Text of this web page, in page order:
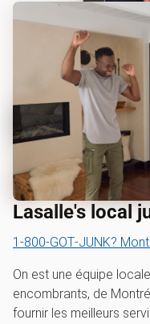
Lasalle's local
1‑800‑GOT‑JUNK?
On est une équipe
encombrants, de
fournir les meilleurs